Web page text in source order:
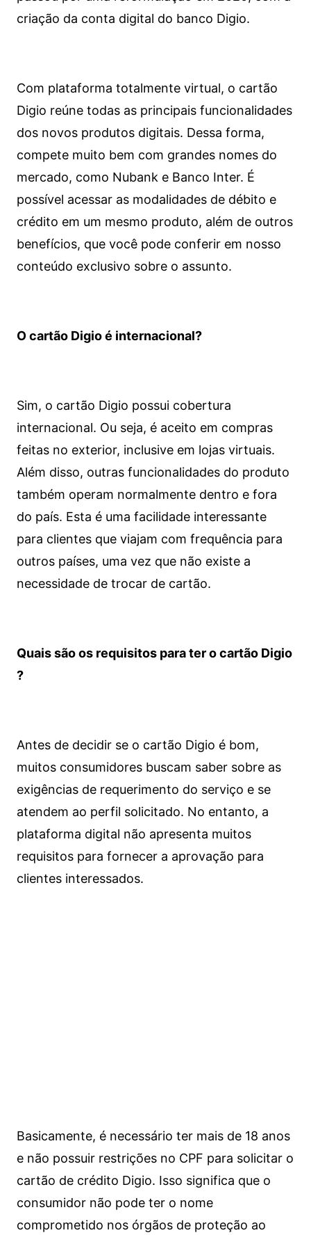
criação da conta digital do banco Digio.
Com plataforma totalmente virtual, o cartão
Digio reúne todas as principais funcionalidades
dos novos produtos digitais. Dessa forma,
compete muito bem com grandes nomes do
mercado, como Nubank e Banco Inter. É
possível acessar as modalidades de débito e
crédito em um mesmo produto, além de outros
benefícios, que você pode conferir em nosso
conteúdo exclusivo sobre o assunto.
O cartão Digio é internacional?
Sim, o cartão Digio possui cobertura
internacional. Ou seja, é aceito em compras
feitas no exterior, inclusive em lojas virtuais.
Além disso, outras funcionalidades do produto
também operam normalmente dentro e fora
do país. Esta é uma facilidade interessante
para clientes que viajam com frequência para
outros países, uma vez que não existe a
necessidade de trocar de cartão.
Quais são os requisitos para ter o cartão Digio
?
Antes de decidir se o cartão Digio é bom,
muitos consumidores buscam saber sobre as
exigências de requerimento do serviço e se
atendem ao perfil solicitado. No entanto, a
plataforma digital não apresenta muitos
requisitos para fornecer a aprovação para
clientes interessados.
Basicamente, é necessário ter mais de 18 anos
e não possuir restrições no CPF para solicitar o
cartão de crédito Digio. Isso significa que o
consumidor não pode ter o nome
comprometido nos órgãos de proteção ao